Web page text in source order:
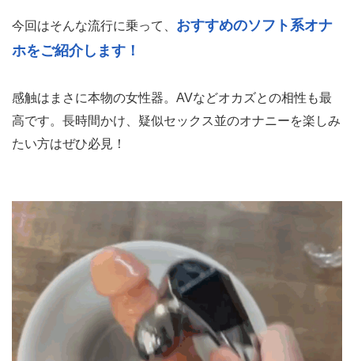
今回はそんな流行に乗って、 おすすめのソフト系オナ
ホをご紹介します！
感触はまさに本物の女性器。AVなどオカズとの相性も最
高です。長時間かけ、疑似セックス並のオナニーを楽しみ
たい方はぜひ必見！